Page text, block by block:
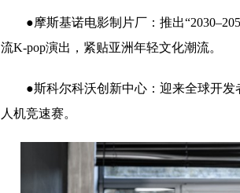
●摩斯基诺电影制片厂：推出
流K-pop演出，紧贴亚洲年轻文化潮流。
●斯科尔科沃创新中心：迎来全球开
人机竞速赛。